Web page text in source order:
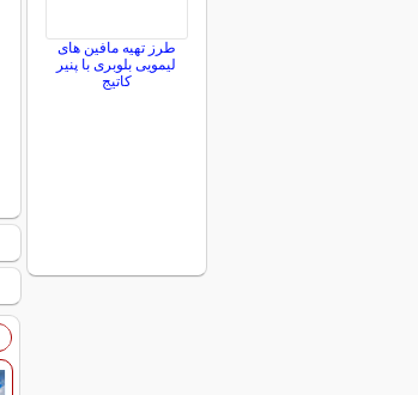
طرز تهیه مافین های
لیمویی بلوبری با پنیر
کاتیج